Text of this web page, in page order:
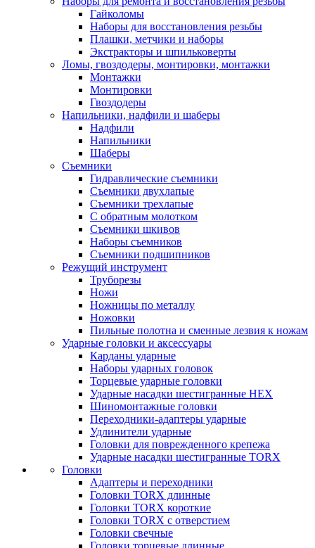
Гайколомы
Наборы для восстановления резьбы
Плашки, метчики и наборы
Экстракторы и шпильковерты
Ломы, гвоздодеры, монтировки, монтажки
Монтажки
Монтировки
Гвоздодеры
Напильники, надфили и шаберы
Надфили
Напильники
Шаберы
Съемники
Гидравлические съемники
Съемники двухлапые
Съемники трехлапые
С обратным молотком
Съемники шкивов
Наборы съемников
Съемники подшипников
Режущий инструмент
Труборезы
Ножи
Ножницы по металлу
Ножовки
Пильные полотна и сменные лезвия к ножам
Ударные головки и аксессуары
Карданы ударные
Наборы ударных головок
Торцевые ударные головки
Ударные насадки шестигранные HEX
Шиномонтажные головки
Переходники-адаптеры ударные
Удлинители ударные
Головки для поврежденного крепежа
Ударные насадки шестигранные TORX
Головки
Адаптеры и переходники
Головки TORX длинные
Головки TORX короткие
Головки TORX с отверстием
Головки свечные
Головки торцевые длинные